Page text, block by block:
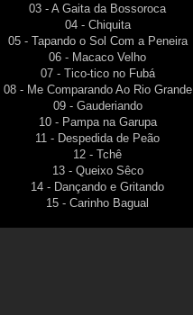
03 - A Gaita da Bossoroca
04 - Chiquita
05 - Tapando o Sol Com a Peneira
06 - Macaco Velho
07 - Tico-tico no Fubá
08 - Me Comparando Ao Rio Grande
09 - Gauderiando
10 - Pampa na Garupa
11 - Despedida de Peão
12 - Tchê
13 - Queixo Sêco
14 - Dançando e Gritando
15 - Carinho Bagual